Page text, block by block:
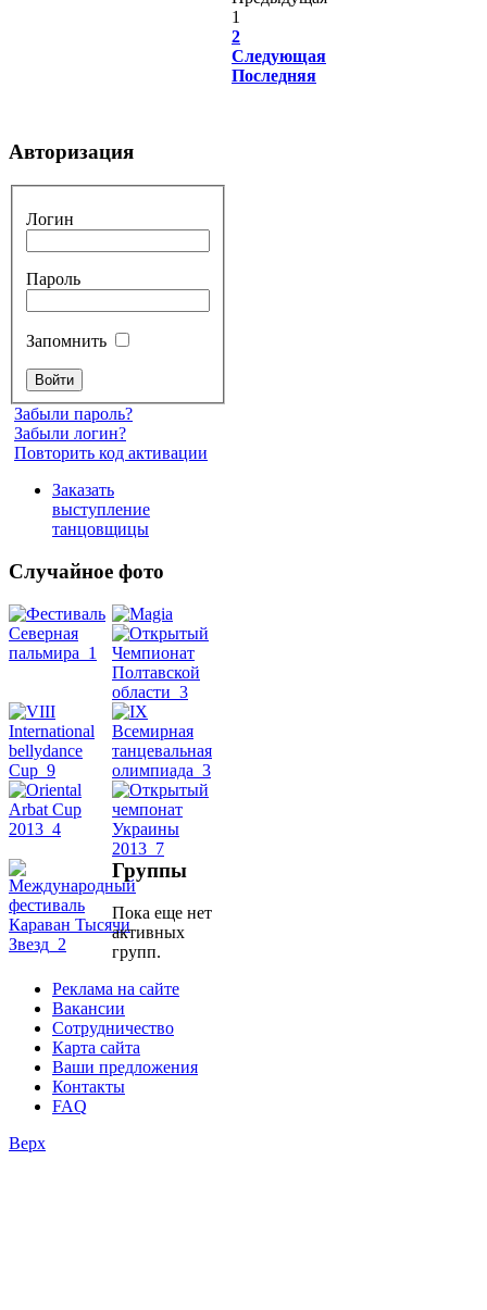
1
2
Следующая
Последняя
Авторизация
Логин
Пароль
Запомнить
Забыли пароль?
Забыли логин?
Повторить код активации
Заказать
выступление
танцовщицы
Случайное фото
Группы
Пока еще нет
активных
групп.
Реклама на сайте
Вакансии
Сотрудничество
Карта сайта
Ваши предложения
Контакты
FAQ
Верх